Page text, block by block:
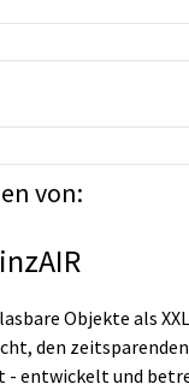
von:
Objekte als
den
- entwickelt und